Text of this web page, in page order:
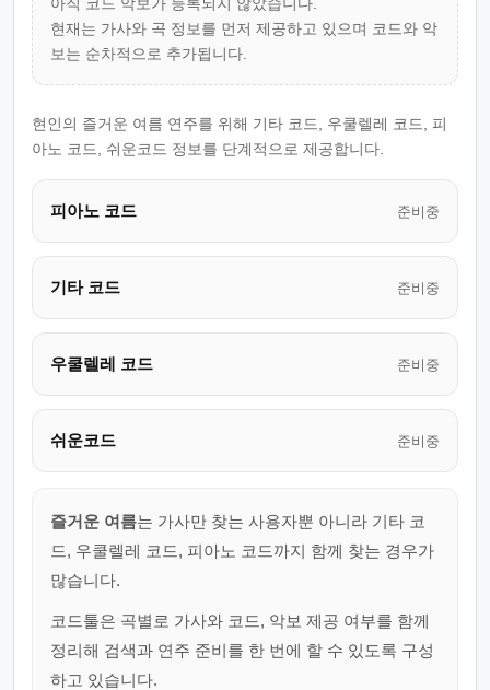
현재는 가사와 곡 정보를 먼저 제공하고 있으며 코드와 악
보는 순차적으로 추가됩니다.
현인의 즐거운 여름 연주를 위해 기타 코드, 우쿨렐레 코드, 피
아노 코드, 쉬운코드 정보를 단계적으로 제공합니다.
피아노 코드 준비중
기타 코드 준비중
우쿨렐레 코드 준비중
쉬운코드 준비중
즐거운 여름는 가사만 찾는 사용자뿐 아니라 기타 코
드, 우쿨렐레 코드, 피아노 코드까지 함께 찾는 경우가
많습니다.
코드툴은 곡별로 가사와 코드, 악보 제공 여부를 함께
정리해 검색과 연주 준비를 한 번에 할 수 있도록 구성
하고 있습니다.